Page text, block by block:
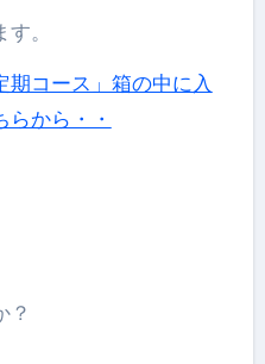
。
期コース」箱の中に入
から・・
？